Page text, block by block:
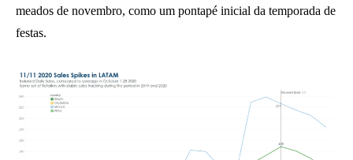
meados de novembro, como um pontapé inicial da temporada de
festas.